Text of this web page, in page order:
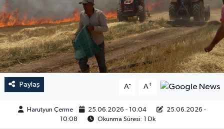
Paylaş A- A+
Harutyun Çerme 25.06.2026 - 10:04
25.06.2026 -
10:08
Okunma Süresi: 1 Dk